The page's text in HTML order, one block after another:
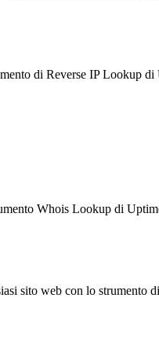
di Reverse IP Lookup
Whois Lookup di
sito web con lo